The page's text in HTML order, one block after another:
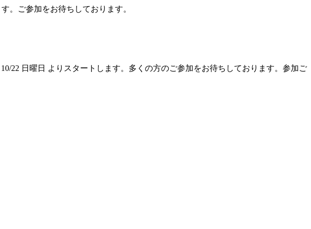
。ご参加をお待ちしております。
22 日曜日 よりスタートします。多くの方のご参加をお待ちしております。参加ご